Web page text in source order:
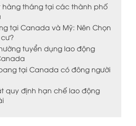
hàng tháng tại các thành phố
tại Canada và Mỹ: Nên Chọn
tuyển dụng lao động
tại Canada có đông người
quy định hạn chế lao động